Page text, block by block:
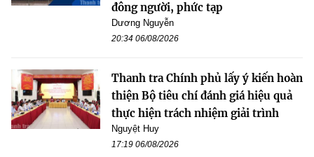
đông người, phức tạp
Dương Nguyễn
20:34 06/08/2026
Thanh tra Chính phủ lấy ý kiến hoàn
thiện Bộ tiêu chí đánh giá hiệu quả
thực hiện trách nhiệm giải trình
Nguyệt Huy
17:19 06/08/2026